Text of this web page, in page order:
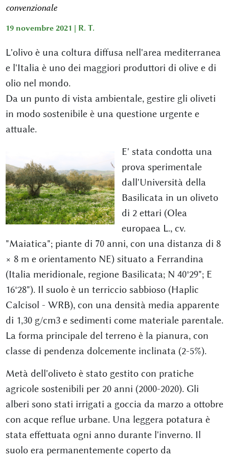
convenzionale
19 novembre 2021 | R. T.
L'olivo è una coltura diffusa nell'area mediterranea
e l'Italia è uno dei maggiori produttori di olive e di
olio nel mondo.
Da un punto di vista ambientale, gestire gli oliveti
in modo sostenibile è una questione urgente e
attuale.
E' stata condotta una
prova sperimentale
dall'Università della
Basilicata in un oliveto
di 2 ettari (Olea
europaea L., cv.
"Maiatica"; piante di 70 anni, con una distanza di 8
× 8 m e orientamento NE) situato a Ferrandina
(Italia meridionale, regione Basilicata; N 40°29"; E
16°28"). Il suolo è un terriccio sabbioso (Haplic
Calcisol - WRB), con una densità media apparente
di 1,30 g/cm3 e sedimenti come materiale parentale.
La forma principale del terreno è la pianura, con
classe di pendenza dolcemente inclinata (2-5%).
Metà dell'oliveto è stato gestito con pratiche
agricole sostenibili per 20 anni (2000-2020). Gli
alberi sono stati irrigati a goccia da marzo a ottobre
con acque reflue urbane. Una leggera potatura è
stata effettuata ogni anno durante l'inverno. Il
suolo era permanentemente coperto da